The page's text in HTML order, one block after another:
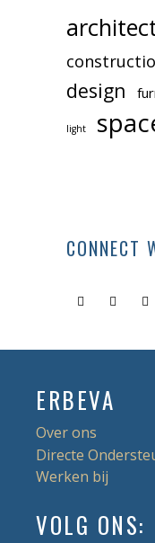
design
light
CONNECT
ERBEVA
Over ons
Directe
Werken bij
VOLG ONS: